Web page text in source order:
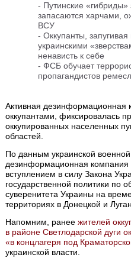
- Путинские
запасаются харчами,
ВСУ
-Оккупанты,
украинскими
ненависть к себе
- ФСБ обучает
пропагандистов
Активная дезинформационная
оккупантами, фиксировалась
оккупированных населенных
областей.
По данным украинской
дезинформационная компания
вступлением в силу Закона
государственной политики по
суверенитета Украины на
территориях в Донецкой и
Напомним, ранеежителей
в районе Светлодарской дуги
«в концлагеря под
украинской власти.